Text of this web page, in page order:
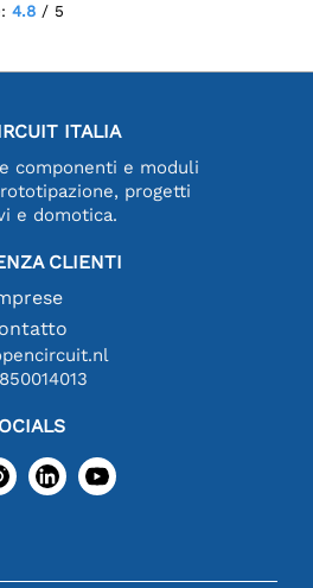
4.8 / 5
ITALIA
componenti e moduli
progetti
e domotica.
CLIENTI